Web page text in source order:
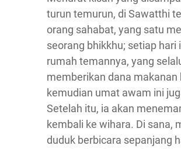
turun temurun, di Sawatthi
orang sahabat, yang satu
seorang bhikkhu; setiap hari
rumah temannya, yang
memberikan dana makanan
kemudian umat awam ini
Setelah itu, ia akan
kembali ke wihara. Di sana,
duduk berbicara sepanjang